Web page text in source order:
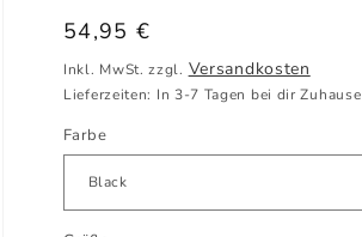
Normaler
Preis
54,95 €
Inkl. MwSt. zzgl. Versandkosten
Lieferzeiten: In 3-7 Tagen bei dir Zuhause
Farbe